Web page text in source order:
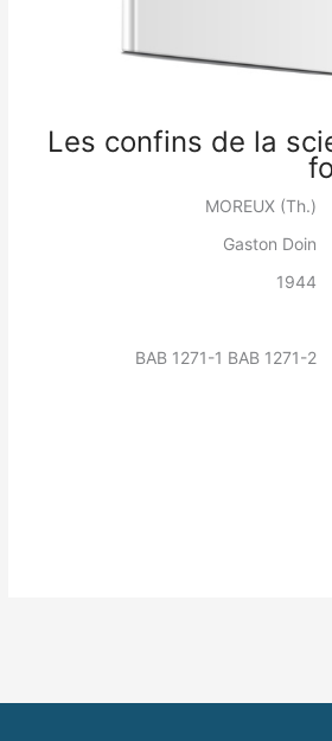
Les confins de la
BAB 1271-1 BAB 1271-2